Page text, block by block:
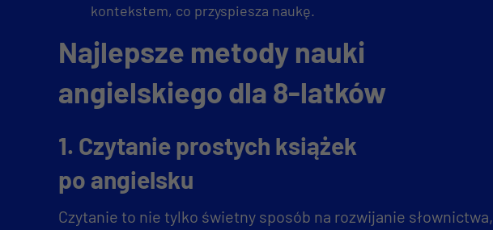
kontekstem, co przyspiesza naukę.
Najlepsze metody nauki
angielskiego dla 8-latków
1. Czytanie prostych książek
po angielsku
Czytanie to nie tylko świetny sposób na rozwijanie słownictwa,